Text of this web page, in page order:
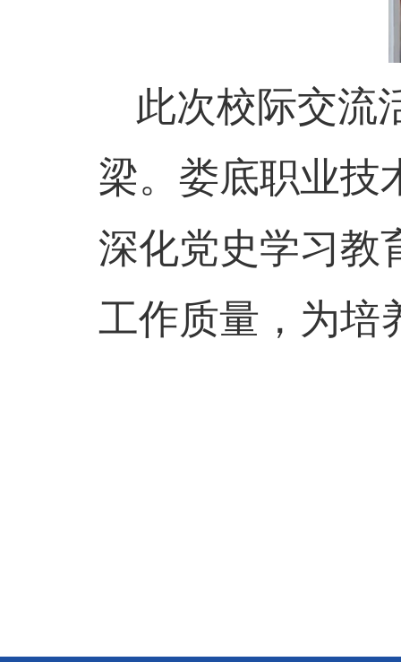
此次校际交流
梁。娄底职业技
深化党史学习教
工作质量，为培